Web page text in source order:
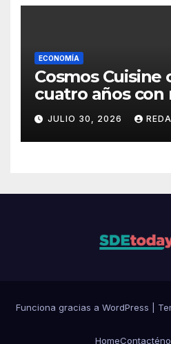
ECONOMÍA
Cosmos Cuisine
cuatro años con
administración
sabores
JULIO 30, 2026
Funciona gracias a WordPress
Home